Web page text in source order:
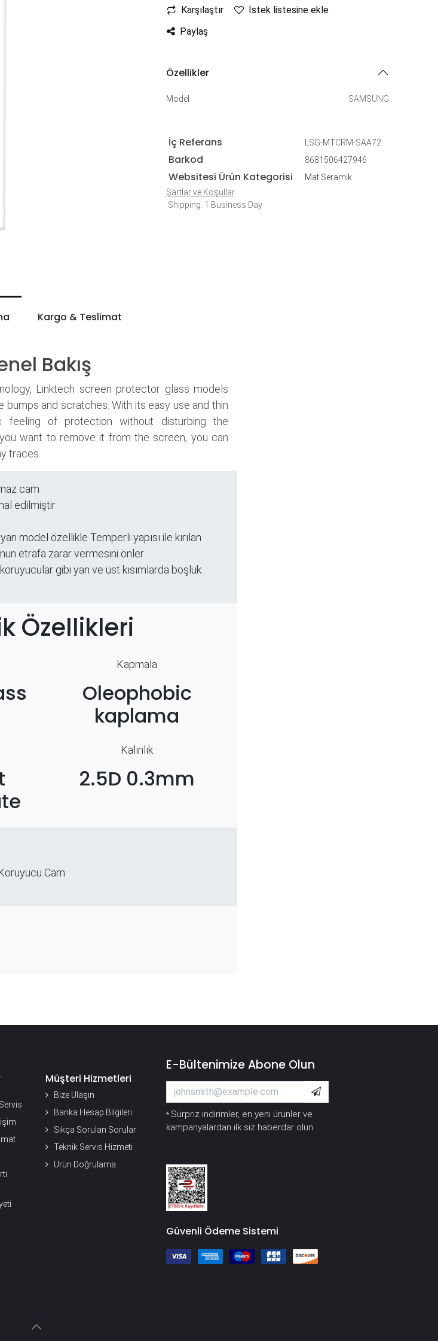
Karşılaştır
İstek listesine ekle
Paylaş
Özellikler
Model SAMSUNG
İç Referans LSG-MTCRM-SAA72
Barkod 8681506427946
Websitesi Ürün Kategorisi
Mat Seramik
Şartlar ve Koşullar
Shipping: 1 Business Day
Kargo & Teslimat
Bakış
Linktech screen protector glass models
and scratches. With its easy use and thin
feeling of protection without disturbing the
want to remove it from the screen, you can
traces.
cam
edilmiştir
model özellikle Temperli yapısı ile kırılan
etrafa zarar vermesini önler
gibi yan ve üst kısımlarda boşluk
Özellikleri
Kapmala
Oleophobic
kaplama
Kalınlık
2.5D 0.3mm
Cam
Müşteri Hizmetleri
Bize Ulaşın
Banka Hesap Bilgileri
Sıkça Sorulan Sorular
Teknik Servis Hizmeti
Ürün Doğrulama
E-Bültenimize Abone Olun
* Sürpriz indirimler, en yeni ürünler ve
kampanyalardan ilk siz haberdar olun.
Güvenli Ödeme Sistemi